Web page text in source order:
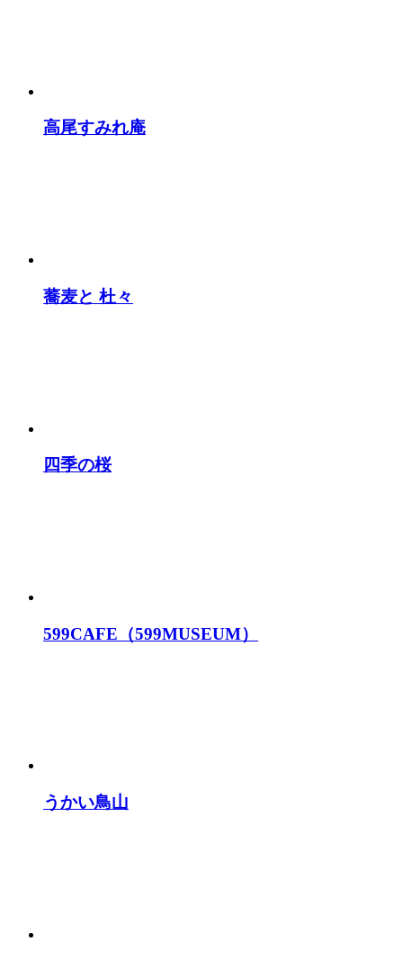
高尾すみれ庵
蕎麦と 杜々
四季の桜
599CAFE（599MUSEUM）
うかい鳥山